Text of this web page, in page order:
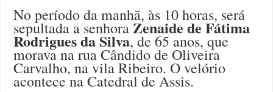
No período da manhã, às 10 horas, será
sepultada a senhoraZenaide de Fátima
Rodrigues da Silva, de 65 anos, que
morava na rua Cândido de Oliveira
Carvalho, na vila Ribeiro. O velório
acontece na Catedral de Assis.